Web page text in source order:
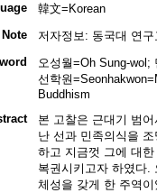
韓文=Korean
Note
저자정보: 동국대 연
오성월=Oh Sung-wol;
선학원
Buddhism
본 고찰은 근대기 범
난 선과 민족의식을
하고 지금껏 그에 대
복권시키고자 하였다.
체성을 갖게 한 주역